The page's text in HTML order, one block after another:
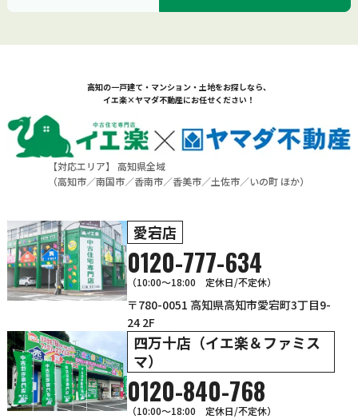
高知の一戸建て・マンション・土地をお探しなら、
イエ楽×ヤマダ不動産にお任せください！
【対応エリア】 高知県全域
（高知市／南国市／香南市／香美市／土佐市／いの町 ほか）
愛宕店
0120-777-634
（10:00～18:00 定休日/不定休）
〒780-0051 高知県高知市愛宕町3丁目9-
24 2F
四万十店（イエ楽＆ファミス
マ）
0120-840-768
（10:00〜18:00 定休日/不定休）